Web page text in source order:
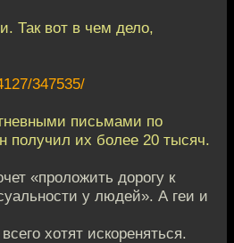
Так вот в чем дело,
347535/
письмами по
получил их более 20 тысяч.
«проложить дорогу к
у людей». А геи и
хотят искореняться.